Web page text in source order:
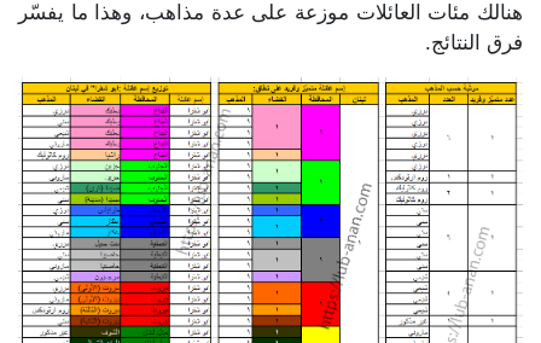
هنالك مئات العائلات موزعة على عدة مذاهب، وهذا ما يفسّر
فرق النتائج.